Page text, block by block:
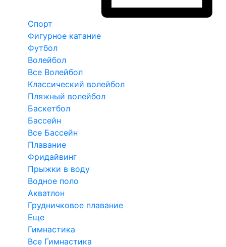
Спорт
Фигурное катание
Футбол
Волейбол
Все Волейбол
Классический волейбол
Пляжный волейбол
Баскетбол
Бассейн
Все Бассейн
Плавание
Фридайвинг
Прыжки в воду
Водное поло
Акватлон
Грудничковое плавание
Еще
Гимнастика
Все Гимнастика